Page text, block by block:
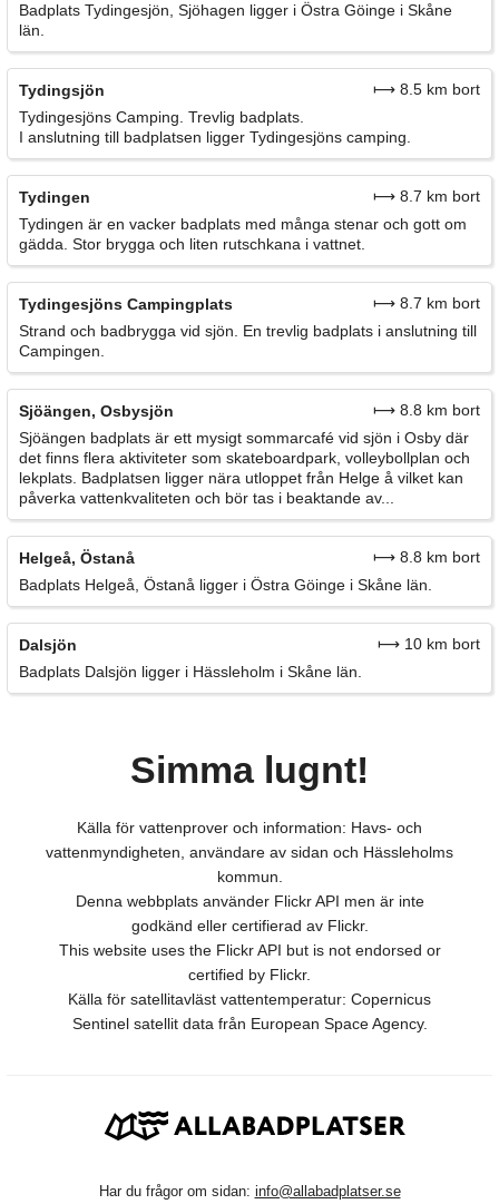
Badplats Tydingesjön, Sjöhagen ligger i Östra Göinge i Skåne
län.
Tydingsjön
⟼ 8.5 km bort
Tydingesjöns Camping. Trevlig badplats.
I anslutning till badplatsen ligger Tydingesjöns camping.
Tydingen
⟼ 8.7 km bort
Tydingen är en vacker badplats med många stenar och gott om
gädda. Stor brygga och liten rutschkana i vattnet.
Tydingesjöns Campingplats
⟼ 8.7 km bort
Strand och badbrygga vid sjön. En trevlig badplats i anslutning till
Campingen.
Sjöängen, Osbysjön
⟼ 8.8 km bort
Sjöängen badplats är ett mysigt sommarcafé vid sjön i Osby där
det finns flera aktiviteter som skateboardpark, volleybollplan och
lekplats. Badplatsen ligger nära utloppet från Helge å vilket kan
påverka vattenkvaliteten och bör tas i beaktande av...
Helgeå, Östanå
⟼ 8.8 km bort
Badplats Helgeå, Östanå ligger i Östra Göinge i Skåne län.
Dalsjön
⟼ 10 km bort
Badplats Dalsjön ligger i Hässleholm i Skåne län.
Simma lugnt!
Källa för vattenprover och information: Havs- och
vattenmyndigheten, användare av sidan och Hässleholms
kommun.
Denna webbplats använder Flickr API men är inte
godkänd eller certifierad av Flickr.
This website uses the Flickr API but is not endorsed or
certified by Flickr.
Källa för satellitavläst vattentemperatur: Copernicus
Sentinel satellit data från European Space Agency.
Har du frågor om sidan: info@allabadplatser.se